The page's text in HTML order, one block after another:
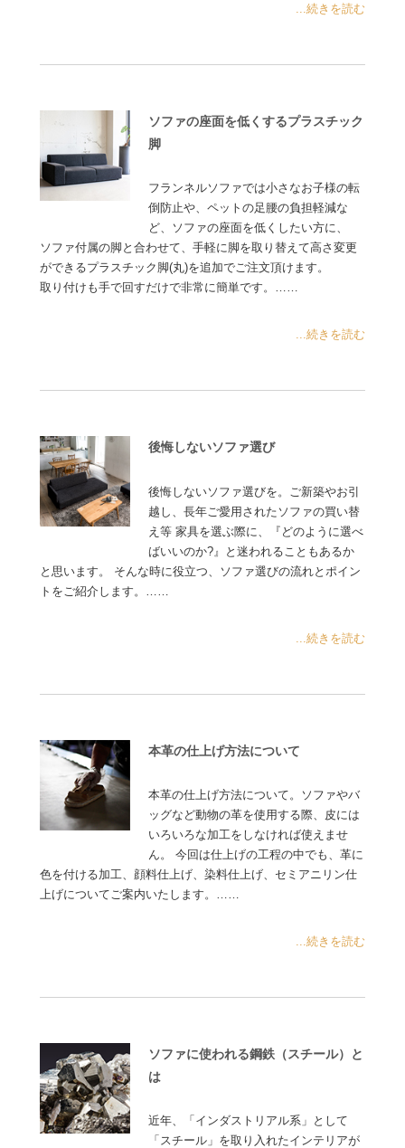
...続きを読む
ソファの座面を低くするプラスチック
脚
フランネルソファでは小さなお子様の転
倒防止や、ペットの足腰の負担軽減な
ど、ソファの座面を低くしたい方に、
ソファ付属の脚と合わせて、手軽に脚を取り替えて高さ変更
ができるプラスチック脚(丸)を追加でご注文頂けます。
取り付けも手で回すだけで非常に簡単です。……
...続きを読む
後悔しないソファ選び
後悔しないソファ選びを。ご新築やお引
越し、長年ご愛用されたソファの買い替
え等 家具を選ぶ際に、『どのように選べ
ばいいのか?』と迷われることもあるか
と思います。 そんな時に役立つ、ソファ選びの流れとポイン
トをご紹介します。……
...続きを読む
本革の仕上げ方法について
本革の仕上げ方法について。ソファやバ
ッグなど動物の革を使用する際、皮には
いろいろな加工をしなければ使えませ
ん。 今回は仕上げの工程の中でも、革に
色を付ける加工、顔料仕上げ、染料仕上げ、セミアニリン仕
上げについてご案内いたします。……
...続きを読む
ソファに使われる鋼鉄（スチール）と
は
近年、「インダストリアル系」として
「スチール」を取り入れたインテリアが